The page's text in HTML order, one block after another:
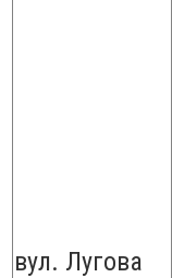
вул. Лугова